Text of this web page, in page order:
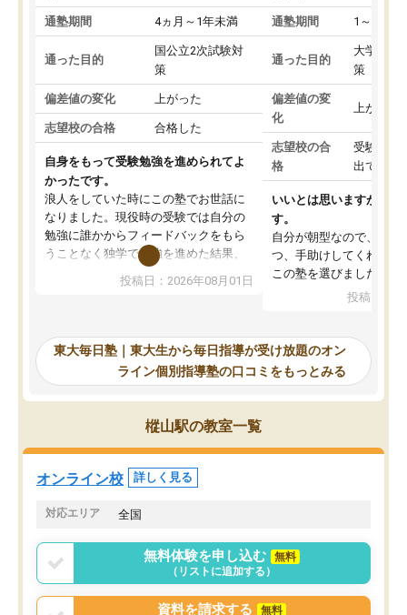
通塾期間 4ヵ月～1年未満
通った目的
国公立2次試験対
策
偏差値の変化 上がった
志望校の合格 合格した
自身をもって受験勉強を進められてよ
かったです。
浪人をしていた時にこの塾でお世話に
なりました。現役時の受験では自分の
勉強に誰かからフィードバックをもら
うことなく独学で勉強を進めた結果、
入試本番に地歴の学習が間に合わず不
合格となってしまいました。その経験
東大毎日塾にたどり着きました。学習
の長期計画や日々の勉強のやり方につ
いて客観的なアドバイスをいただけた
ので、自信をもって受験勉強を進める
ことができました。自分のように勉強
のやり方や進捗管理で苦労している方
には特におすすめしたい塾です。
投稿日：2026年08月01日
通塾期間 1～3ヵ月
通った目的
大学入学
策
偏差値の変
化
上がった
志望校の合
格
受験して
出ていな
いいとは思いますが、料
す。
自分が朝型なので、自習
つ、手助けしてくれる設
この塾を選びました。
投稿日：
東大毎日塾｜東大生から毎日指導が受け放題のオン
ライン個別指導塾の口コミをもっとみる
樅山駅の教室一覧
オンライン校 詳しく見る
対応エリア 全国
無料体験を申し込む
無料
（リストに追加する）
資料を請求する 無料